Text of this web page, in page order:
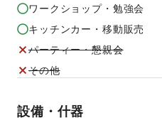
ワークショップ・勉強会
キッチンカー・移動販売
パーティー・懇親会
その他
設備・什器